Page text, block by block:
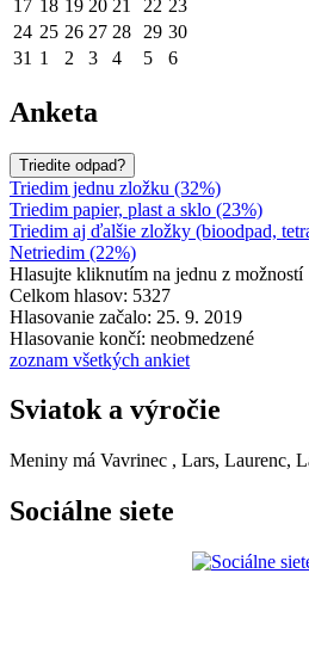
17 18 19 20 21 22 23
24 25 26 27 28 29 30
31 1 2 3 4 5 6
Anketa
Triedite odpad?
Triedim jednu zložku (32%)
Triedim papier, plast a sklo (23%)
Triedim aj ďalšie zložky (bioodpad,
Netriedim (22%)
Hlasujte kliknutím na jednu z možností
Celkom hlasov: 5327
Hlasovanie začalo: 25. 9. 2019
Hlasovanie končí: neobmedzené
zoznam všetkých ankiet
Sviatok a výročie
Meniny má Vavrinec , Lars, Laurenc,
Sociálne siete